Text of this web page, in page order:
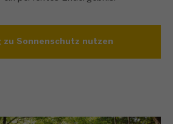
zu Sonnenschutz nutzen